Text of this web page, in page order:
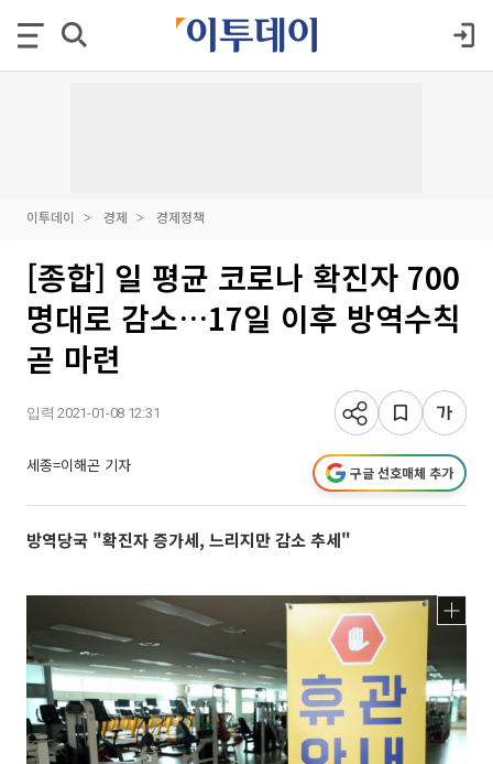
이투데이 경제 경제정책
[종합] 일 평균 코로나 확진자 700
명대로 감소…17일 이후 방역수칙
곧 마련
입력 2021-01-08 12:31
세종=이해곤 기자 구글 선호매체 추가
방역당국 "확진자 증가세, 느리지만 감소 추세"